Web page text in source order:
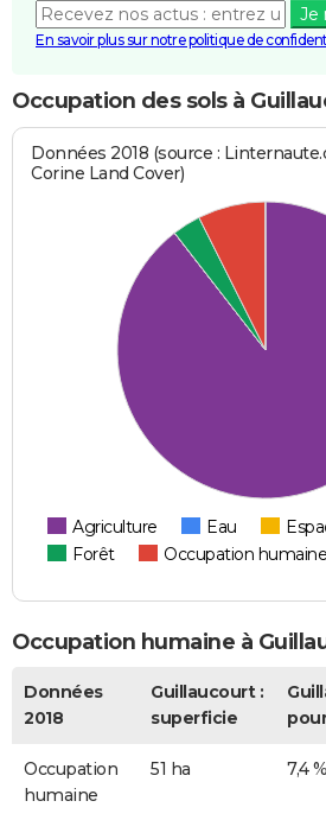
Je
En savoir plus sur notre politique de
Occupation des sols à
Données 2018 (source :
Corine Land Cover)
Agriculture Eau
Forêt
Occupation humaine
Occupation humaine à
Données
2018
Guillaucourt :
superficie
Occupation
humaine
51 ha 7,4 %